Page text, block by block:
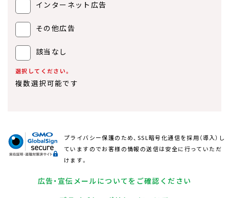
インターネット広告
その他広告
該当なし
選択してください。
複数選択可能です
プライバシー保護のため、SSL暗号化通信を採用（導入）し
ていますのでお客様の情報の送信は安全に行っていただ
けます。
広告・宣伝メールについてをご確認ください